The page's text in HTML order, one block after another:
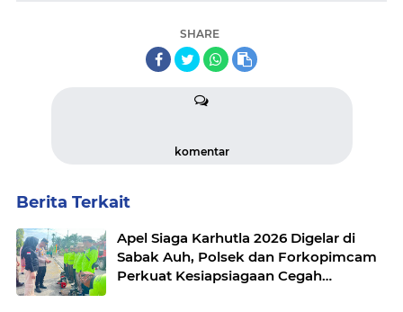
SHARE
komentar
Berita Terkait
Apel Siaga Karhutla 2026 Digelar di
Sabak Auh, Polsek dan Forkopimcam
Perkuat Kesiapsiagaan Cegah